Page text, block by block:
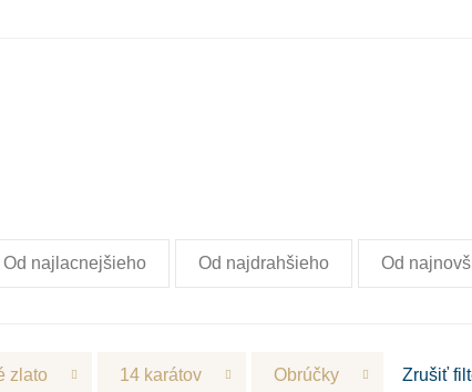
Od najlacnejšieho Od najdrahšieho Od
zlato 14 karátov Obrúčky Zrušiť